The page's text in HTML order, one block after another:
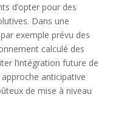
d’opter pour des
Dans une
exemple prévu des
calculé des
l’intégration future de
anticipative
de mise à niveau